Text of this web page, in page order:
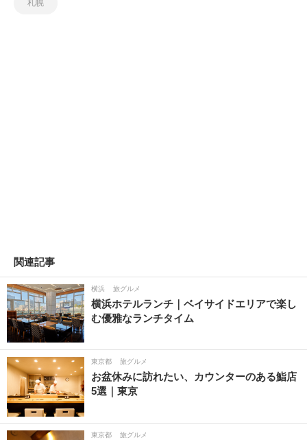
札幌
関連記事
横浜 旅グルメ
横浜ホテルランチ｜ベイサイドエリアで楽し
む優雅なランチタイム
東京都 旅グルメ
お盆休みに訪れたい、カウンターのある鮨店
5選｜東京
東京都 旅グルメ